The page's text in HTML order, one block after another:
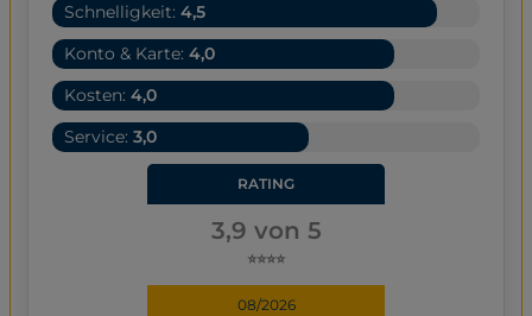
Schnelligkeit:4,5
Konto & Karte:4,0
Kosten:4,0
Service:3,0
RATING
3,9 von 5
⭐⭐⭐⭐
08/2026